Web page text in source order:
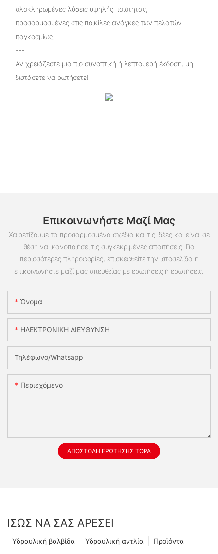
ολοκληρωμένες λύσεις υψηλής ποιότητας,
προσαρμοσμένες στις ποικίλες ανάγκες των πελατών
παγκοσμίως.
---
Αν χρειάζεστε μια πιο συνοπτική ή λεπτομερή έκδοση, μη
διστάσετε να ρωτήσετε!
Επικοινωνήστε Μαζί Μας
Χαιρετίζουμε τα προσαρμοσμένα σχέδια και τις ιδέες και είναι σε
θέση να ικανοποιήσει τις συγκεκριμένες απαιτήσεις. Για
περισσότερες πληροφορίες, επισκεφθείτε την ιστοσελίδα ή
επικοινωνήστε μαζί μας απευθείας με ερωτήσεις ή ερωτήσεις.
Όνομα
ΗΛΕΚΤΡΟΝΙΚΗ ΔΙΕΥΘΥΝΣΗ
Τηλέφωνο/whatsapp
Περιεχόμενο
ΑΠΟΣΤΟΛΉ ΕΡΏΤΗΣΗΣ ΤΏΡΑ
ΊΣΩΣ ΝΑ ΣΑΣ ΑΡΈΣΕΙ
Προϊόντα
Υδραυλική αντλία
Υδραυλική βαλβίδα